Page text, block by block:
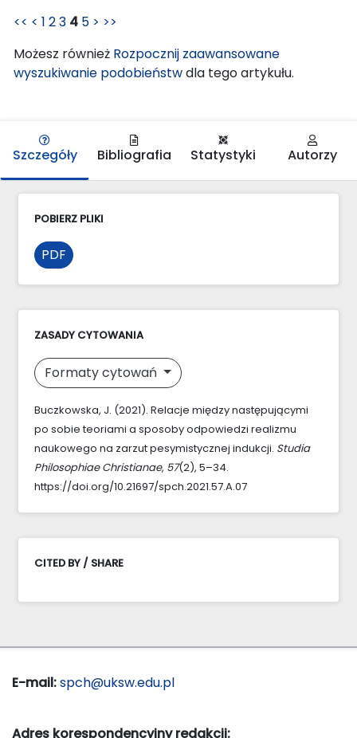
<< < 1 23 4 5 > >>
Możesz również Rozpocznij zaawansowane
wyszukiwanie podobieństwdla tego artykułu.
Szczegóły Bibliografia Statystyki Autorzy
POBIERZ PLIKI
PDF
ZASADY CYTOWANIA
Formaty cytowań
Buczkowska, J. (2021). Relacje między następującymi
po sobie teoriami a sposoby odpowiedzi realizmu
naukowego na zarzut pesymistycznej indukcji. Studia
Philosophiae Christianae, 57(2), 5–34.
https://doi.org/10.21697/spch.2021.57.A.07
CITED BY / SHARE
E-mail:spch@uksw.edu.pl
Adres korespondencyjny redakcji: